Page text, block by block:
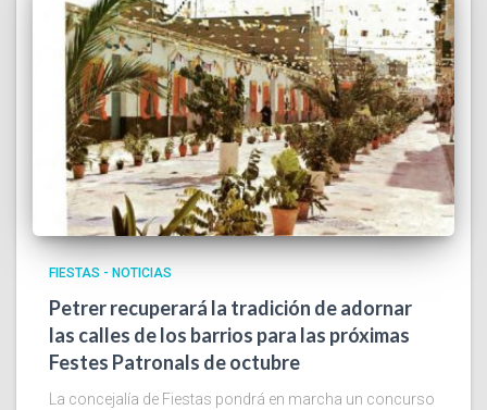
FIESTAS - NOTICIAS
Petrer recuperará la tradición de adornar
las calles de los barrios para las próximas
Festes Patronals de octubre
La concejalía de Fiestas pondrá en marcha un concurso